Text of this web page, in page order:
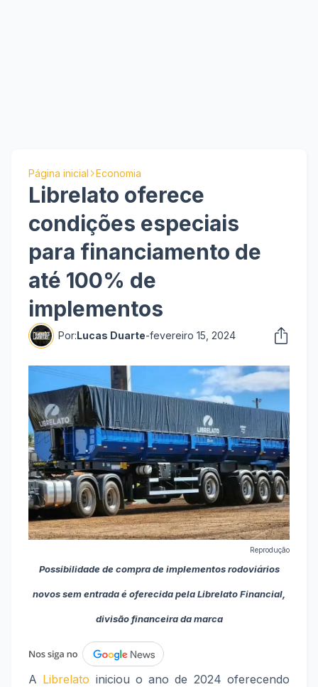
Página inicial Economia
Librelato oferece
condições especiais
para financiamento de
até 100% de
implementos
Por:Lucas Duarte-fevereiro 15, 2024
Reprodução
Possibilidade de compra de implementos rodoviários
novos sem entrada é oferecida pela Librelato Financial,
divisão financeira da marca
A Librelato iniciou o ano de 2024 oferecendo